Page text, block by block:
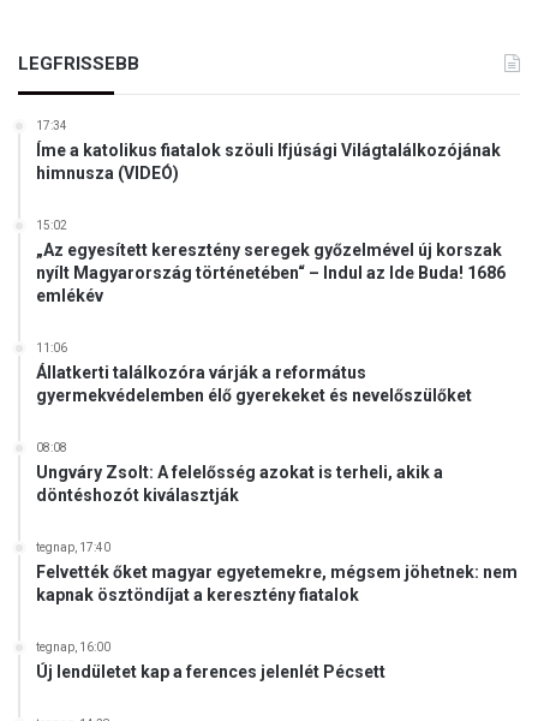
LEGFRISSEBB
17:34
Íme a katolikus fiatalok szöuli Ifjúsági Világtalálkozójának
himnusza (VIDEÓ)
15:02
„Az egyesített keresztény seregek győzelmével új korszak
nyílt Magyarország történetében“ – Indul az Ide Buda! 1686
emlékév
11:06
Állatkerti találkozóra várják a református
gyermekvédelemben élő gyerekeket és nevelőszülőket
08:08
Ungváry Zsolt: A felelősség azokat is terheli, akik a
döntéshozót kiválasztják
tegnap, 17:40
Felvették őket magyar egyetemekre, mégsem jöhetnek: nem
kapnak ösztöndíjat a keresztény fiatalok
tegnap, 16:00
Új lendületet kap a ferences jelenlét Pécsett